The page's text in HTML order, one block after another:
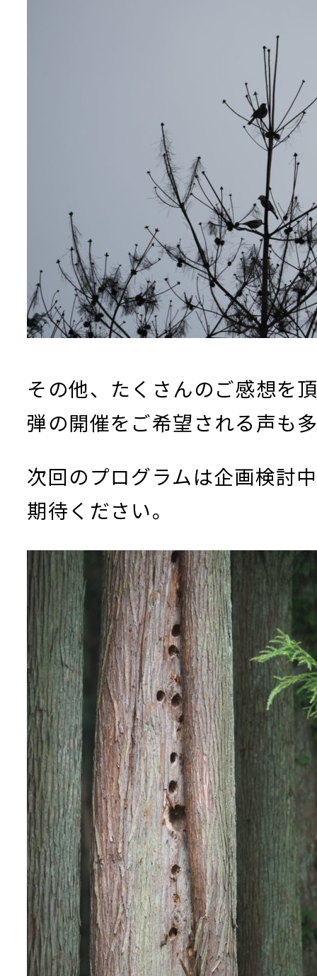
その他、たくさんのご感想を
弾の開催をご希望される声も
次回のプログラムは企画検討
期待ください。